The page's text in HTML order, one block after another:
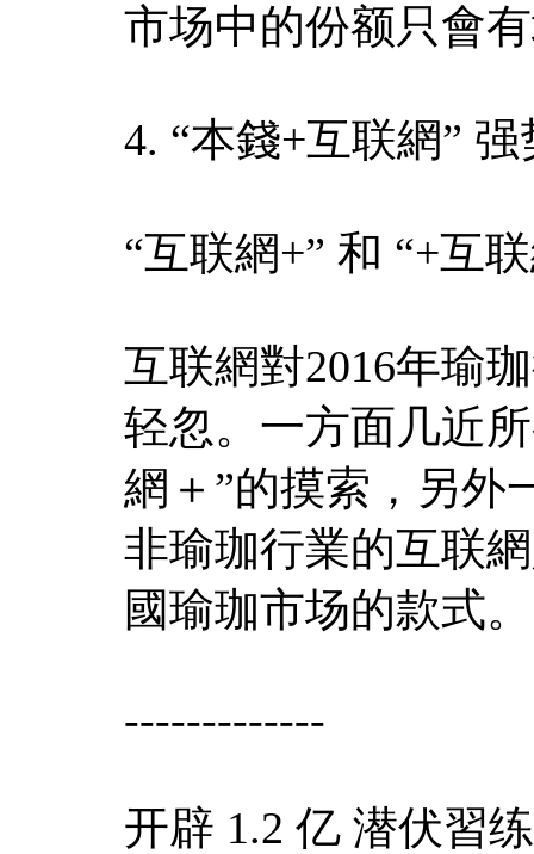
市场中的份额只會
4. “本錢+互联網”
“互联網+” 和 “+互
互联網對2016年瑜
轻忽。一方面几近
網＋”的摸索，另外
非瑜珈行業的互联
國瑜珈市场的款式。
-------------
开辟 1.2 亿 潜伏習